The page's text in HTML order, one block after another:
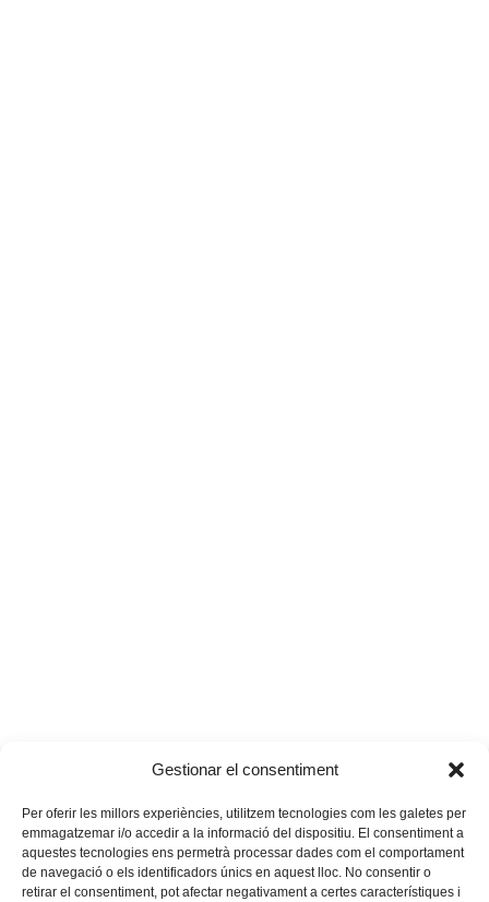
Gestionar el consentiment
Per oferir les millors experiències, utilitzem tecnologies com les galetes per
emmagatzemar i/o accedir a la informació del dispositiu. El consentiment a
aquestes tecnologies ens permetrà processar dades com el comportament
de navegació o els identificadors únics en aquest lloc. No consentir o
retirar el consentiment, pot afectar negativament a certes característiques i